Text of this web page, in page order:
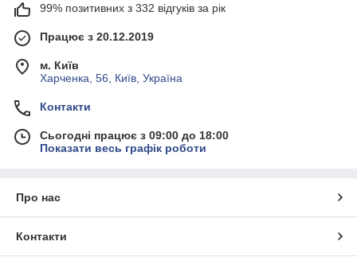
99% позитивних з 332 відгуків за рік
Працює з 20.12.2019
м. Київ
Харченка, 56, Київ, Україна
Контакти
Сьогодні працює з 09:00 до 18:00
Показати весь графік роботи
Про нас
Контакти